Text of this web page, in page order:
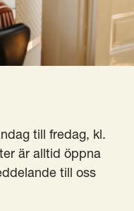
till fredag, kl.
är alltid öppna
till oss